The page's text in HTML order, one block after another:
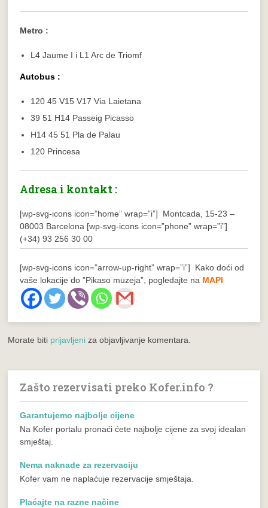
Metro :
L4 Jaume I i L1 Arc de Triomf
Autobus :
120 45 V15 V17 Via Laietana
39 51 H14 Passeig Picasso
H14 45 51 Pla de Palau
120 Princesa
Adresa i kontakt :
[wp-svg-icons icon=”home” wrap=”i”] Montcada, 15-23 –
08003 Barcelona [wp-svg-icons icon=”phone” wrap=”i”]
(+34) 93 256 30 00
[wp-svg-icons icon=”arrow-up-right” wrap=”i”] Kako doći od
vaše lokacije do ”Pikaso muzeja”, pogledajte na MAPI
Morate biti prijavljeni za objavljivanje komentara.
Zašto rezervisati preko Kofer.info ?
Garantujemo najbolje cijene
Na Kofer portalu pronaći ćete najbolje cijene za svoj idealan
smještaj.
Nema naknade za rezervaciju
Kofer vam ne naplaćuje rezervacije smještaja.
Plaćajte na razne načine